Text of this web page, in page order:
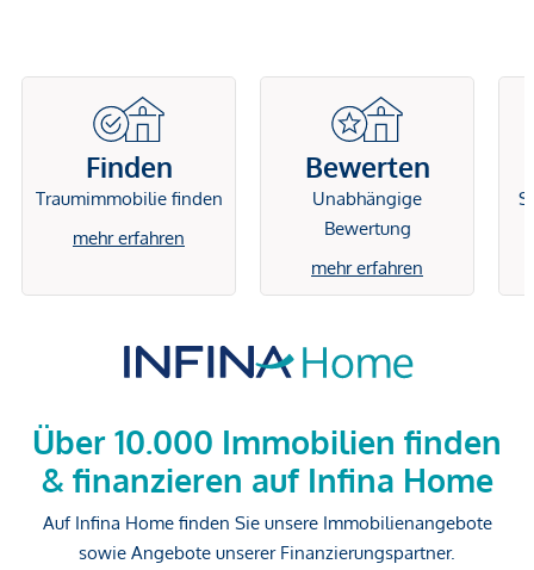
Finden
Traumimmobilie finden
mehr erfahren
Bewerten
Unabhängige
Bewertung
mehr erfahren
Über 10.000 Immobilien finden
& finanzieren auf Infina Home
Auf Infina Home finden Sie unsere Immobilienangebote
sowie Angebote unserer Finanzierungspartner.